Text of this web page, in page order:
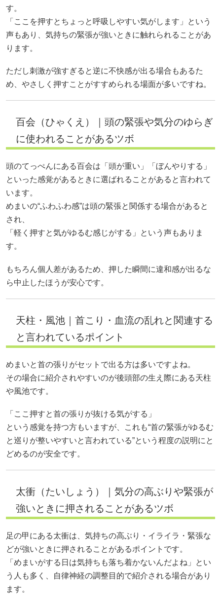
す。
「ここを押すとちょっと呼吸しやすい気がします」という
声もあり、気持ちの緊張が強いときに触れられることがあ
ります。
ただし刺激が強すぎると逆に不快感が出る場合もあるた
め、やさしく押すことがすすめられる場面が多いですね。
百会（ひゃくえ）｜頭の緊張や気分のゆらぎ
に使われることがあるツボ
頭のてっぺんにある百会は「頭が重い」「ぼんやりする」
といった感覚があるときに選ばれることがあると言われて
います。
めまいの“ふわふわ感”は頭の緊張と関係する場合があると
され、
「軽く押すと気がゆるむ感じがする」という声もありま
す。
もちろん個人差があるため、押した瞬間に違和感が出るな
ら中止したほうが安心です。
天柱・風池｜首こり・血流の乱れと関連する
と言われているポイント
めまいと首の張りがセットで出る方は多いですよね。
その場合に紹介されやすいのが後頭部の生え際にある天柱
や風池です。
「ここ押すと首の張りが抜ける気がする」
という感覚を持つ方もいますが、これも“首の緊張がゆるむ
と巡りが整いやすいと言われている”という程度の説明にと
どめるのが安全です。
太衝（たいしょう）｜気分の高ぶりや緊張が
強いときに押されることがあるツボ
足の甲にある太衝は、気持ちの高ぶり・イライラ・緊張な
どが強いときに押されることがあるポイントです。
「めまいがする日は気持ちも落ち着かないんだよね」とい
う人も多く、自律神経の調整目的で紹介される場合があり
ます。